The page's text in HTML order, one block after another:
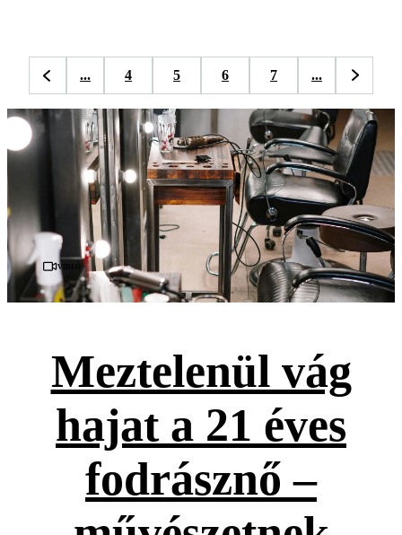
... 4 5 6 7 ...
Videó
Meztelenül vág
hajat a 21 éves
fodrásznő –